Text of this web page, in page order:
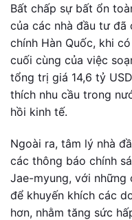
Bất chấp sự bất ổn
của các nhà đầu tư đã
chính Hàn Quốc, khi
cuối cùng của việc
tổng trị giá 14,6 tỷ
thích nhu cầu trong
hồi kinh tế.
Ngoài ra, tâm lý nhà
các thông báo chính
Jae-myung, với những
để khuyến khích các
hơn, nhằm tăng sức